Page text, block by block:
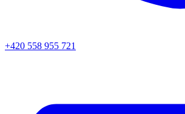
+420 558 955 721